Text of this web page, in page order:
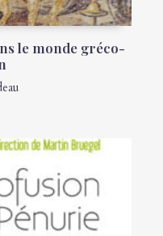
le monde gréco-